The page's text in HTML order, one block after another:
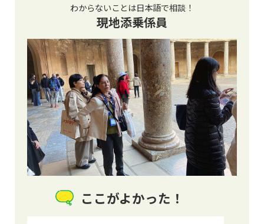
わからないことは日本語で相談！
現地添乗係員
ここがよかった！